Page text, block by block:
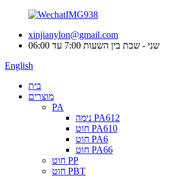
xinjianylon@gmail.com
שני - שבת בין השעות 7:00 עד 06:00
English
בית
מוצרים
PA
נימה PA612
חוט PA610
חוט PA6
חוט PA66
חוט PP
חוט PBT